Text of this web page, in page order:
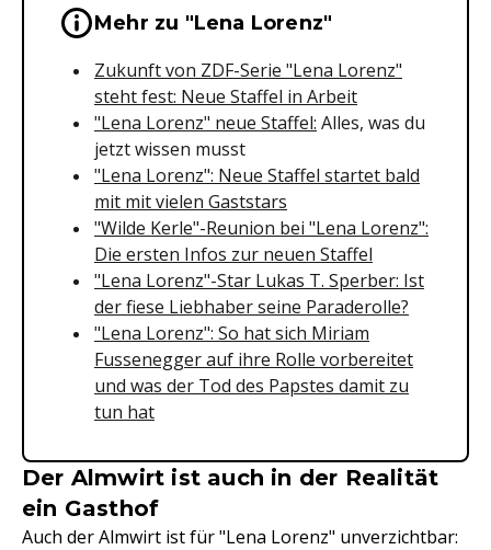
Wichtige Hinweise &
Mehr zu "Lena Lorenz"
Zukunft von ZDF-Serie "Lena Lorenz"
steht fest: Neue Staffel in Arbeit
"Lena Lorenz" neue Staffel: Alles, was du
jetzt wissen musst
"Lena Lorenz": Neue Staffel startet bald
mit mit vielen Gaststars
"Wilde Kerle"-Reunion bei "Lena Lorenz":
Die ersten Infos zur neuen Staffel
"Lena Lorenz"-Star Lukas T. Sperber: Ist
der fiese Liebhaber seine Paraderolle?
"Lena Lorenz": So hat sich Miriam
Fussenegger auf ihre Rolle vorbereitet
und was der Tod des Papstes damit zu
tun hat
Der Almwirt ist auch in der Realität
ein Gasthof
Auch der Almwirt ist für "Lena Lorenz" unverzichtbar: